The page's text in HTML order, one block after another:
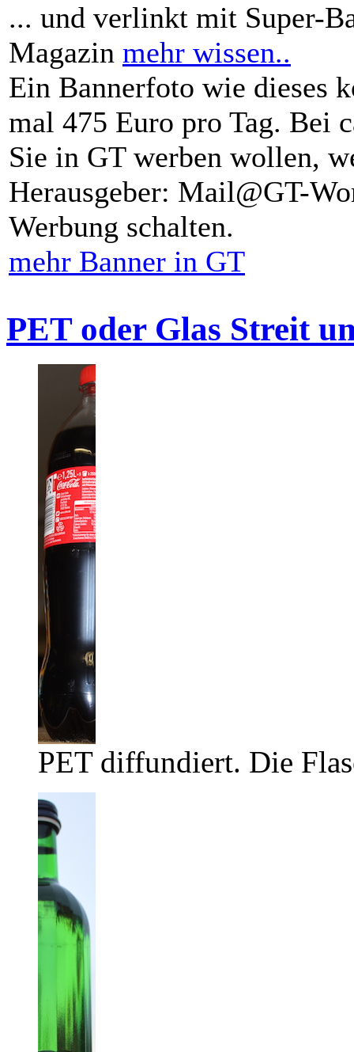
... und verlinkt mit Super-
Magazin mehr wissen..
Ein Bannerfoto wie dieses
mal 475 Euro pro Tag. Bei
Sie in GT werben wollen,
Herausgeber: Mail@GT-
Werbung schalten.
mehr Banner in GT
PET oder Glas Streit
PET diffundiert. Die